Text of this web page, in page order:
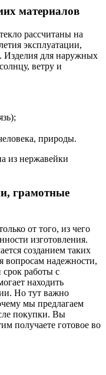
материалов
рассчитаны на
эксплуатации,
Изделия для наружных
ветру и
природы.
из нержавейки
грамотные
от того, из чего
изготовления.
созданием таких
вопросам надежности,
срок работы с
находить
Но тут важно
мы предлагаем
покупки. Вы
получаете готовое во